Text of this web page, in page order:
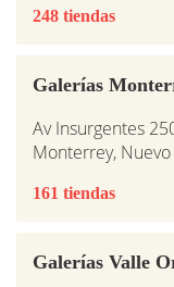
248 tiendas
Galerías
Av Insurgentes
Monterrey,
161 tiendas
Galerías Valle